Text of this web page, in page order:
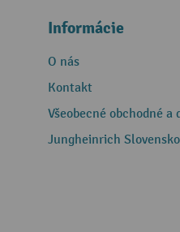
Informácie
O nás
Kontakt
Všeobecné obchodné a
Jungheinrich Slovensko